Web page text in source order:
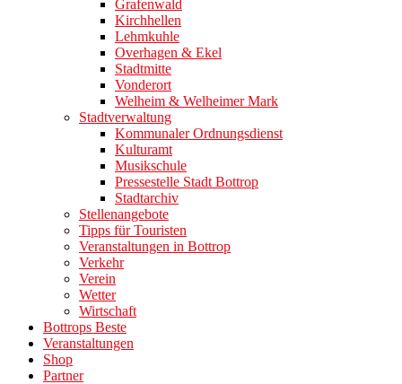
Grafenwald
Kirchhellen
Lehmkuhle
Overhagen & Ekel
Stadtmitte
Vonderort
Welheim & Welheimer Mark
Stadtverwaltung
Kommunaler Ordnungsdienst
Kulturamt
Musikschule
Pressestelle Stadt Bottrop
Stadtarchiv
Stellenangebote
Tipps für Touristen
Veranstaltungen in Bottrop
Verkehr
Verein
Wetter
Wirtschaft
Bottrops Beste
Veranstaltungen
Shop
Partner